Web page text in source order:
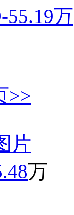
55.19万
>>
片
万